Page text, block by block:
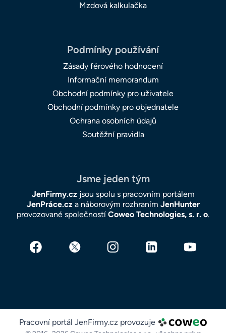
Mzdová kalkulačka
Podmínky používání
Zásady férového hodnocení
Informační memorandum
Obchodní podmínky pro uživatele
Obchodní podmínky pro objednatele
Ochrana osobních údajů
Soutěžní pravidla
Jsme jeden tým
JenFirmy.czjsou spolu s pracovním portálem
JenPráce.cza náborovým rozhraním JenHunter
provozované společností Coweo Technologies, s. r. o.
Pracovní portál JenFirmy.cz provozuje